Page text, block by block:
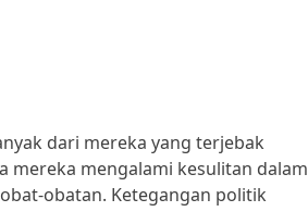
dari mereka yang terjebak
mereka mengalami kesulitan dalam
obatan. Ketegangan politik